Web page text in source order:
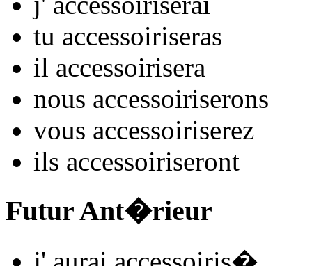
tu accessoiriseras
il accessoirisera
nous accessoiriserons
vous accessoiriserez
ils accessoiriseront
Futur Ant�rieur